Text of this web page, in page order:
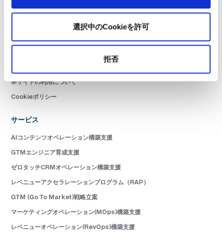
選択中のCookieを許可
拒否
書籍
本サイトの利用について
Cookieポリシー
サービス
AIコンテンツオペレーション構築支援
GTMエンジニア育成支援
ゼロタッチCRMオペレーション構築支援
レベニューアクセラレーションプログラム（RAP）
GTM (Go To Market)戦略立案
マーケティングオペレーション(MOps)構築支援
レベニューオペレーション(RevOps)構築支援